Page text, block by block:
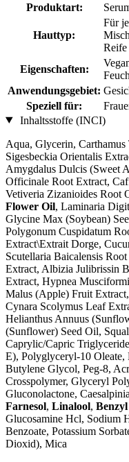
Produktart:
Hauttyp:
Für
Reife
Eigenschaften:
Anwendungsgebiet:
Speziell für:
Inhaltsstoffe (INCI)
Aqua, Glycerin,
Sigesbeckia Orientalis
Amygdalus Dulcis (Sweet
Officinale Root Extract,
Vetiveria Zizanioides Root
Flower Oil, Laminaria
Glycine Max (Soybean)
Polygonum Cuspidatum
Extract\Extrait Dorge,
Scutellaria Baicalensis
Extract, Albizia Julibrissin
Extract, Hypnea
Malus (Apple) Fruit
Cynara Scolymus Leaf
Helianthus Annuus
(Sunflower) Seed Oil,
Caprylic/Capric
E), Polyglyceryl-10 Oleate,
Butylene Glycol, Peg-8,
Crosspolymer, Glyceryl
Gluconolactone,
Farnesol, Linalool,
Glucosamine Hcl, Sodium
Benzoate, Potassium
Dioxid), Mica